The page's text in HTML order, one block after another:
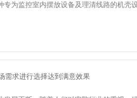
专为监控室内摆放设备及理清线路的机壳